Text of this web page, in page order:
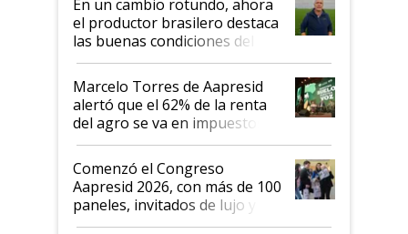
sistema productivo"
En un cambio rotundo, ahora
el productor brasilero destaca
las buenas condiciones del
agro argentino para invertir:
"Los veo más motivados"
Marcelo Torres de Aapresid
alertó que el 62% de la renta
del agro se va en impuestos:
"No es bueno que en
Argentina se sigan discutiendo
las mismas cosas de hace 50
años"
Comenzó el Congreso
Aapresid 2026, con más de 100
paneles, invitados de lujo y
todas las tendencias